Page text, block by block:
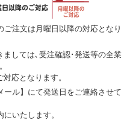
注文は月曜日以降の対応となり
しては､受注確認･発送等の全業
応となります。
ル】にて発送日をご連絡させて
いたします。